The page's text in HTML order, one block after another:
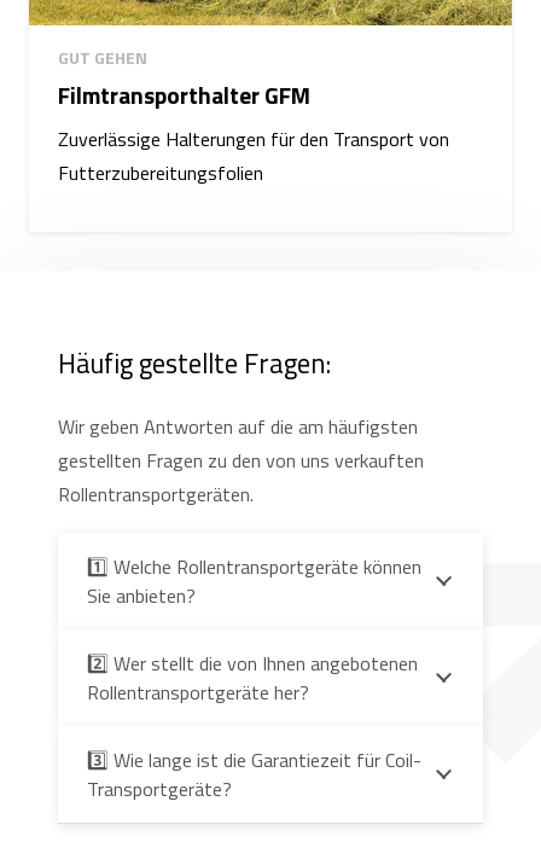
GUT GEHEN
Filmtransporthalter GFM
Zuverlässige Halterungen für den Transport von
Futterzubereitungsfolien
Häufig gestellte Fragen:
Wir geben Antworten auf die am häufigsten
gestellten Fragen zu den von uns verkauften
Rollentransportgeräten.
1️⃣ Welche Rollentransportgeräte können
Sie anbieten?
2️⃣ Wer stellt die von Ihnen angebotenen
Rollentransportgeräte her?
3️⃣ Wie lange ist die Garantiezeit für Coil-
Transportgeräte?